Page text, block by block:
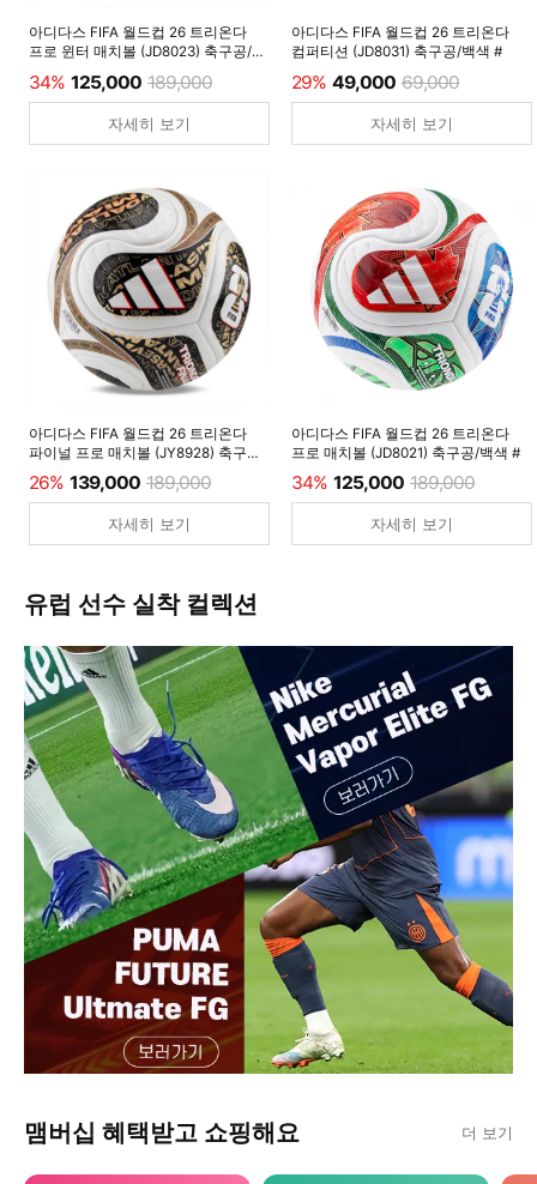
아디다스 FIFA 월드컵 26 트리온다
프로 윈터 매치볼 (JD8023) 축구공/
34% 125,000 189,000
자세히 보기
아디다스 FIFA 월드컵 26 트리온다
컴퍼티션 (JD8031) 축구공/백색 #
29% 49,000 69,000
자세히 보기
아디다스 FIFA 월드컵 26 트리온다
파이널 프로 매치볼 (JY8928) 축구공/
26% 139,000 189,000
자세히 보기
아디다스 FIFA 월드컵 26 트리온다
프로 매치볼 (JD8021) 축구공/백색 #
34% 125,000 189,000
자세히 보기
유럽 선수 실착 컬렉션
맴버십 혜택받고 쇼핑해요 더 보기